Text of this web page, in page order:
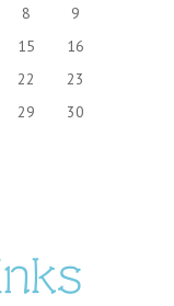
8
9
15
16
22
23
29
30